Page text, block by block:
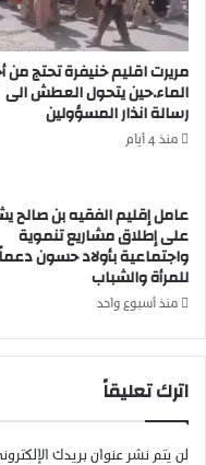
ج
د
د
م
ة
م
ج
ط
ل
ل
د
م
ص
ا
ل
ل
ق
و
ا
ل
مريرت اقليم خنيفرة تحتج من
الماء.حين يتحول العطش الى
رسالة انذار المسؤولين
منذ 4 أيام
عامل إقليم الفقيه بن صالح
على إطلاق مشاريع تنموية
واجتماعية بأولاد حسون دعماً
للمرأة والشباب
منذ أسبوع واحد
اترك تعليقاً
لن يتم نشر عنوان بريدك